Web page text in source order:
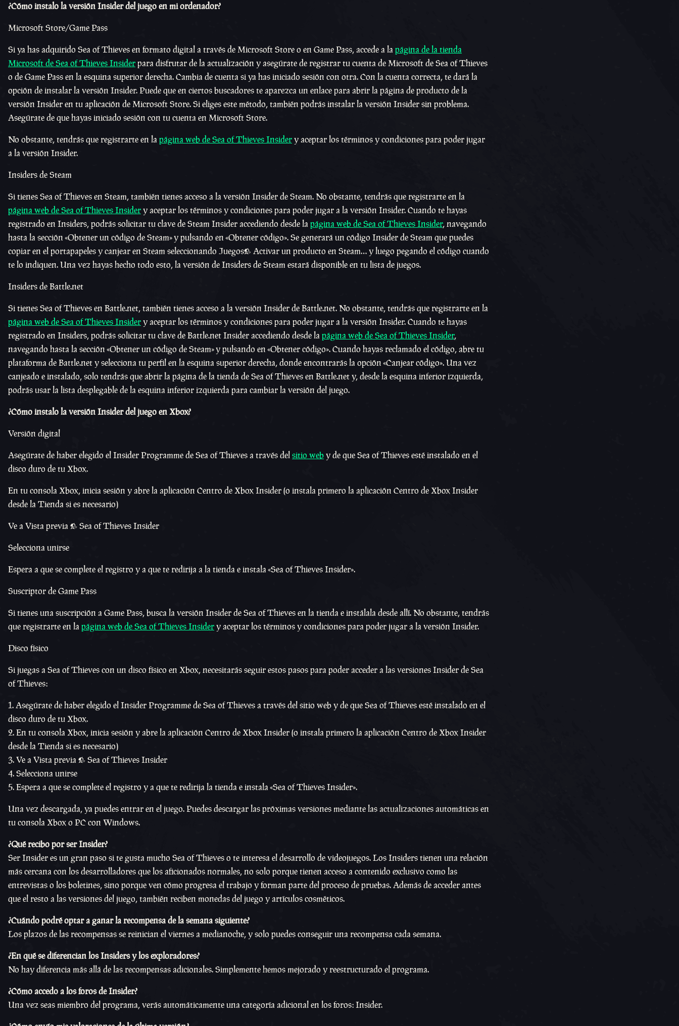
¿Cómo instalo la versión Insider del juego en mi ordenador?
Microsoft Store/Game Pass
Si ya has adquirido Sea of Thieves en formato digital a través de Microsoft Store o en Game Pass, accede a lapágina de la tienda
Microsoft de Sea of Thieves Insiderpara disfrutar de la actualización y asegúrate de registrar tu cuenta de Microsoft de Sea of Thieves
o de Game Pass en la esquina superior derecha. Cambia de cuenta si ya has iniciado sesión con otra. Con la cuenta correcta, te dará la
opción de instalar la versión Insider. Puede que en ciertos buscadores te aparezca un enlace para abrir la página de producto de la
versión Insider en tu aplicación de Microsoft Store. Si eliges este método, también podrás instalar la versión Insider sin problema.
Asegúrate de que hayas iniciado sesión con tu cuenta en Microsoft Store.
No obstante, tendrás que registrarte en lapágina web de Sea of Thieves Insidery aceptar los términos y condiciones para poder jugar
a la versión Insider.
Insiders de Steam
Si tienes Sea of Thieves en Steam, también tienes acceso a la versión Insider de Steam. No obstante, tendrás que registrarte en la
página web de Sea of Thieves Insidery aceptar los términos y condiciones para poder jugar a la versión Insider. Cuando te hayas
registrado en Insiders, podrás solicitar tu clave de Steam Insider accediendo desde lapágina web de Sea of Thieves Insider, navegando
hasta la sección «Obtener un código de Steam» y pulsando en «Obtener código». Se generará un código Insider de Steam que puedes
copiar en el portapapeles y canjear en Steam seleccionando Juegos> Activar un producto en Steam… y luego pegando el código cuando
te lo indiquen. Una vez hayas hecho todo esto, la versión de Insiders de Steam estará disponible en tu lista de juegos.
Insiders de Battle.net
Si tienes Sea of Thieves en Battle.net, también tienes acceso a la versión Insider de Battle.net. No obstante, tendrás que registrarte en la
página web de Sea of Thieves Insidery aceptar los términos y condiciones para poder jugar a la versión Insider. Cuando te hayas
registrado en Insiders, podrás solicitar tu clave de Battle.net Insider accediendo desde lapágina web de Sea of Thieves Insider,
navegando hasta la sección «Obtener un código de Steam» y pulsando en «Obtener código». Cuando hayas reclamado el código, abre tu
plataforma de Battle.net y selecciona tu perfil en la esquina superior derecha, donde encontrarás la opción «Canjear código». Una vez
canjeado e instalado, solo tendrás que abrir la página de la tienda de Sea of Thieves en Battle.net y, desde la esquina inferior izquierda,
podrás usar la lista desplegable de la esquina inferior izquierda para cambiar la versión del juego.
¿Cómo instalo la versión Insider del juego en Xbox?
Versión digital
Asegúrate de haber elegido el Insider Programme de Sea of Thieves a través delsitio weby de que Sea of Thieves esté instalado en el
disco duro de tu Xbox.
En tu consola Xbox, inicia sesión y abre la aplicación Centro de Xbox Insider (o instala primero la aplicación Centro de Xbox Insider
desde la Tienda si es necesario)
Ve a Vista previa > Sea of Thieves Insider
Selecciona unirse
Espera a que se complete el registro y a que te redirija a la tienda e instala «Sea of Thieves Insider».
Suscriptor de Game Pass
Si tienes una suscripción a Game Pass, busca la versión Insider de Sea of Thieves en la tienda e instálala desde allí. No obstante, tendrás
que registrarte en lapágina web de Sea of Thieves Insidery aceptar los términos y condiciones para poder jugar a la versión Insider.
Disco físico
Si juegas a Sea of Thieves con un disco físico en Xbox, necesitarás seguir estos pasos para poder acceder a las versiones Insider de Sea
of Thieves:
Asegúrate de haber elegido el Insider Programme de Sea of Thieves a través del sitio web y de que Sea of Thieves esté instalado en el
disco duro de tu Xbox.
En tu consola Xbox, inicia sesión y abre la aplicación Centro de Xbox Insider (o instala primero la aplicación Centro de Xbox Insider
desde la Tienda si es necesario)
Ve a Vista previa > Sea of Thieves Insider
Selecciona unirse
Espera a que se complete el registro y a que te redirija la tienda e instala «Sea of Thieves Insider».
Una vez descargada, ya puedes entrar en el juego. Puedes descargar las próximas versiones mediante las actualizaciones automáticas en
tu consola Xbox o PC con Windows.
¿Qué recibo por ser Insider?
Ser Insider es un gran paso si te gusta mucho Sea of Thieves o te interesa el desarrollo de videojuegos. Los Insiders tienen una relación
más cercana con los desarrolladores que los aficionados normales, no solo porque tienen acceso a contenido exclusivo como las
entrevistas o los boletines, sino porque ven cómo progresa el trabajo y forman parte del proceso de pruebas. Además de acceder antes
que el resto a las versiones del juego, también reciben monedas del juego y artículos cosméticos.
¿Cuándo podré optar a ganar la recompensa de la semana siguiente?
Los plazos de las recompensas se reinician el viernes a medianoche, y solo puedes conseguir una recompensa cada semana.
¿En qué se diferencian los Insiders y los exploradores?
No hay diferencia más allá de las recompensas adicionales. Simplemente hemos mejorado y reestructurado el programa.
¿Cómo accedo a los foros de Insider?
Una vez seas miembro del programa, verás automáticamente una categoría adicional en los foros: Insider.